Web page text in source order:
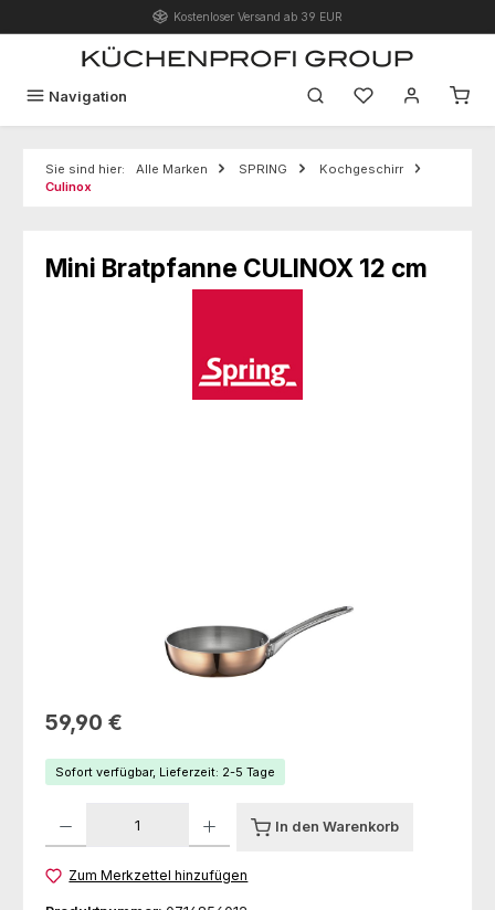
Zum Hauptinhalt springenKostenloser Versand ab 39 EUR
Navigation Du hast 0
Sie sind hier: Alle Marken SPRING
Kochgeschirr
Culinox
Mini Bratpfanne CULINOX 12 cm
Regulärer Preis:
59,90 €
Sofort verfügbar, Lieferzeit: 2-5 Tage
In den Warenkorb
Zum Merkzettel hinzufügen